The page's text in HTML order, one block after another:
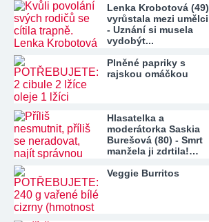
Lenka Krobotová (49)
vyrůstala mezi umělci
- Uznání si musela
vydobýt...
Plněné papriky s
rajskou omáčkou
Hlasatelka a
moderátorka Saskia
Burešová (80) - Smrt
manžela ji zdrtila!…
Veggie Burritos